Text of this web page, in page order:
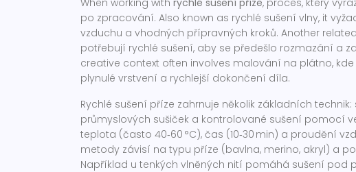
When working with rychlé sušení příze, proces, který
po zpracování. Also known as rychlé sušení vlny, it
vzduchu a vhodných přípravných kroků. Another
potřebují rychlé sušení, aby se předešlo rozmazání a
creative context often involves malování na plátno,
plynulé vrstvení a rychlejší dokončení díla.
Rychlé sušení příze zahrnuje několik základních
průmyslových sušiček a kontrolované sušení pomocí
teplota (často 40‑60 °C), čas (10‑30 min) a proudění
metody závisí na typu příze (bavlna, merino, akryl) a
Například u tenkých vlněných nití pomáhá sušení pod